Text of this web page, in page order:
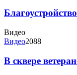
Видео
Видео2088
В сквере